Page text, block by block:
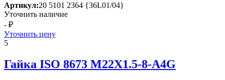
Артикул:20 5101 2364 {36L01/04}
Уточнить наличие
- ₽
Уточнить цену
5
Гайка ISО 8673 М22Х1.5-8-А4G